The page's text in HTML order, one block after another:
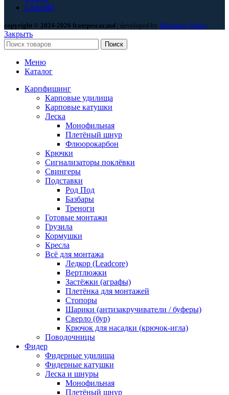
LinkedId
copyright © 2024-2026 fratepescar.md | developed by Mandarin Studio.
Закрыть
Поиск
Меню
Каталог
Карпфишинг
Карповые удилища
Карповые катушки
Леска
Монофильная
Плетёный шнур
Флюорокарбон
Крючки
Сигнализаторы поклёвки
Свингеры
Подставки
Род Под
Базбары
Треноги
Готовые монтажи
Грузила
Кормушки
Кресла
Всё для монтажа
Ледкор (Leadcore)
Вертлюжки
Застёжки (аграфы)
Плетёнка для монтажей
Стопоры
Шарики (антизакручиватели / буферы)
Сверло (бур)
Крючок для насадки (крючок-игла)
Поводочницы
Фидер
Фидерные удилища
Фидерные катушки
Леска и шнуры
Монофильная
Плетёный шнур